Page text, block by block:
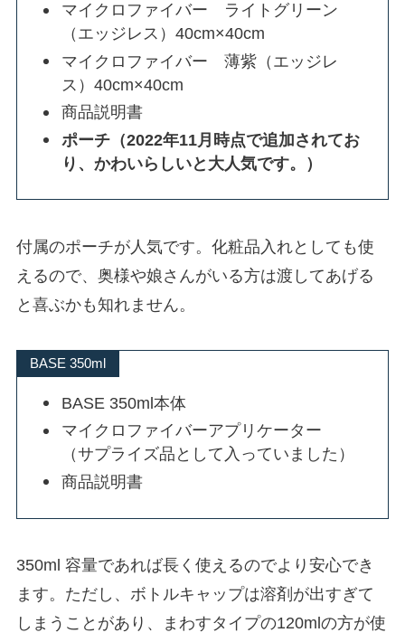
マイクロファイバー ライトグリーン
（エッジレス）40cm×40cm
マイクロファイバー 薄紫（エッジレ
ス）40cm×40cm
商品説明書
ポーチ（2022年11月時点で追加されてお
り、かわいらしいと大人気です。）
付属のポーチが人気です。化粧品入れとしても使
えるので、奥様や娘さんがいる方は渡してあげる
と喜ぶかも知れません。
BASE 350ml
BASE 350ml本体
マイクロファイバーアプリケーター
（サプライズ品として入っていました）
商品説明書
350ml 容量であれば長く使えるのでより安心でき
ます。ただし、ボトルキャップは溶剤が出すぎて
しまうことがあり、まわすタイプの120mlの方が使